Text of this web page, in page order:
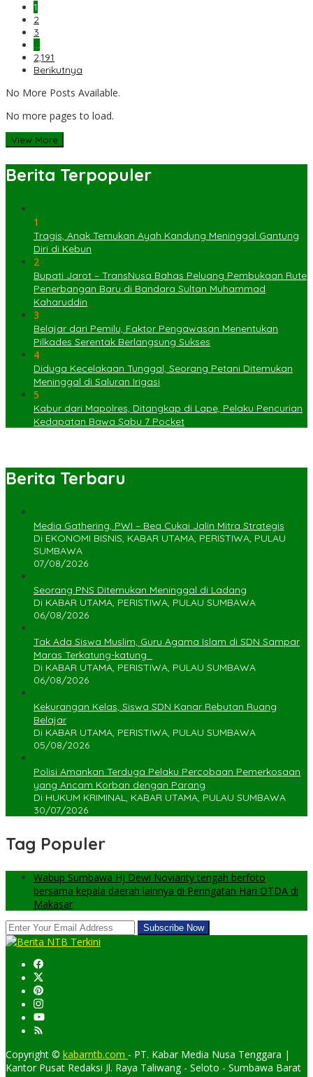
1
2
3
…
2,191
Berikutnya
No More Posts Available.
No more pages to load.
View More
Berita Terpopuler
1
Tragis, Anak Temukan Ayah Kandung Meninggal Gantung
Diri di Kebun
2
Bupati Jarot – TransNusa Bahas Peluang Pembukaan Rute
Penerbangan Baru di Bandara Sultan Muhammad
Kaharuddin
3
Belajar dari Pemilu, Faktor Pengawasan Menentukan
Pilkades Serentak Berlangsung Sukses
4
Diduga Kecelakaan Tunggal, Seorang Petani Ditemukan
Meninggal di Saluran Irigasi
5
Kabur dari Mapolres, Ditangkap di Lape, Pelaku Pencurian
Kedapatan Bawa Sabu 7 Pocket
Berita Terbaru
Media Gathering, PWI – Bea Cukai Jalin Mitra Strategis
Di EKONOMI BISNIS, KABAR UTAMA, PERISTIWA, PULAU
SUMBAWA
07/08/2026
Seorang PNS Ditemukan Meninggal di Ladang
Di KABAR UTAMA, PERISTIWA, PULAU SUMBAWA
06/08/2026
Tak Ada Siswa Muslim, Guru Agama Islam di SDN Sampar
Maras Terkatung-katung ‎
Di KABAR UTAMA, PERISTIWA, PULAU SUMBAWA
06/08/2026
Kekurangan Kelas, Siswa SDN Kanar Rebutan Ruang
Belajar
Di KABAR UTAMA, PERISTIWA, PULAU SUMBAWA
05/08/2026
Polisi Amankan Terduga Pelaku Percobaan Pemerkosaan
yang Ancam Korban dengan Parang
Di HUKUM KRIMINAL, KABAR UTAMA, PULAU SUMBAWA
30/07/2026
Tag Populer
Wabup Sumbawa Hj Dewi Novianty tengah berfoto
bersama kepala daerah lainnya di Peringatan Hari OTDA di
Makasar
Copyright © kabarntb.com - PT. Kabar Media Nusa Tenggara |
Kantor Pusat Redaksi Jl. Raya Taliwang - Seloto - Sumbawa Barat